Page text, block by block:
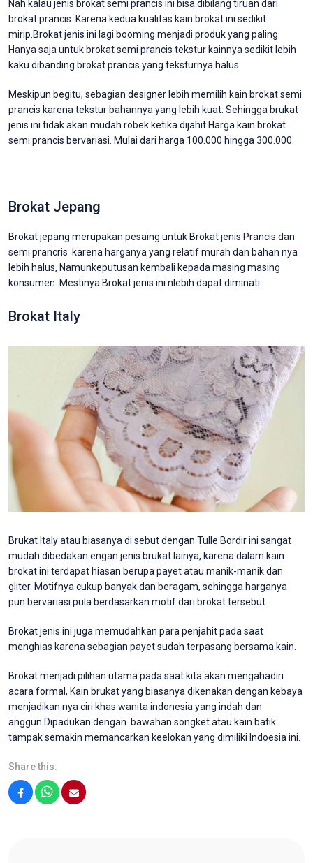
Nah kalau jenis brokat semi prancis ini bisa dibilang tiruan dari
brokat prancis. Karena kedua kualitas kain brokat ini sedikit
mirip.Brokat jenis ini lagi booming menjadi produk yang paling
Hanya saja untuk brokat semi prancis tekstur kainnya sedikit lebih
kaku dibanding brokat prancis yang teksturnya halus.
Meskipun begitu, sebagian designer lebih memilih kain brokat semi
prancis karena tekstur bahannya yang lebih kuat. Sehingga brukat
jenis ini tidak akan mudah robek ketika dijahit.Harga kain brokat
semi prancis bervariasi. Mulai dari harga 100.000 hingga 300.000.
Brokat Jepang
Brokat jepang merupakan pesaing untuk Brokat jenis Prancis dan
semi prancris karena harganya yang relatif murah dan bahan nya
lebih halus, Namunkeputusan kembali kepada masing masing
konsumen. Mestinya Brokat jenis ini nlebih dapat diminati.
Brokat Italy
Brukat Italy atau biasanya di sebut dengan Tulle Bordir ini sangat
mudah dibedakan engan jenis brukat lainya, karena dalam kain
brokat ini terdapat hiasan berupa payet atau manik-manik dan
gliter. Motifnya cukup banyak dan beragam, sehingga harganya
pun bervariasi pula berdasarkan motif dari brokat tersebut.
Brokat jenis ini juga memudahkan para penjahit pada saat
menghias karena sebagian payet sudah terpasang bersama kain.
Brokat menjadi pilihan utama pada saat kita akan mengahadiri
acara formal, Kain brukat yang biasanya dikenakan dengan kebaya
menjadikan nya ciri khas wanita indonesia yang indah dan
anggun.Dipadukan dengan bawahan songket atau kain batik
tampak semakin memancarkan keelokan yang dimiliki Indoesia ini.
Share this: